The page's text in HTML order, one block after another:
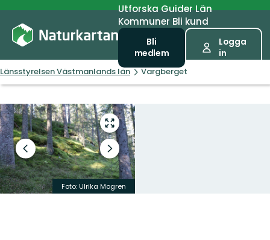
UtforskaGuiderLän
Kommuner Bli kund
Bli
medlem
Logga
in
Länsstyrelsen Västmanlands län Vargberget
Gå
till
helskärmsläge
Föregående
bild
Nästa
bildspel
Foto: Ulrika Mogren